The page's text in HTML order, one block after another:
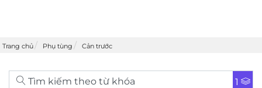
Trang chủ Phụ tùng Cản trước
Tìm kiếm theo từ khóa 1